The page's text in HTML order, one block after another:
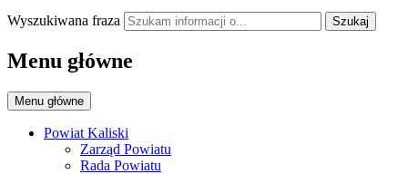
Wyszukiwana fraza Szukaj
Menu główne
Menu główne
Powiat Kaliski
Zarząd Powiatu
Rada Powiatu